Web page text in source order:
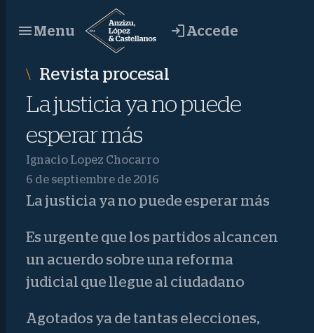
contenido
Menu Accede
Revista procesal
La justicia ya no puede
esperar más
Ignacio Lopez Chocarro
6 de septiembre de 2016
La justicia ya no puede esperar más
Es urgente que los partidos alcancen
un acuerdo sobre una reforma
judicial que llegue al ciudadano
Agotados ya de tantas elecciones,